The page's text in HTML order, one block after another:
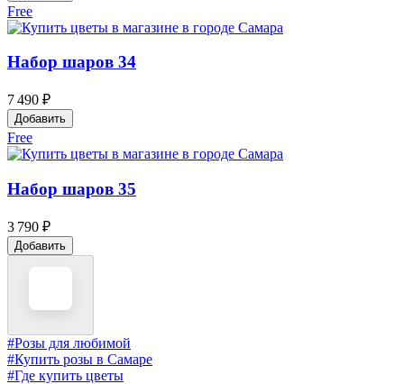
Free
Набор шаров 34
7 490 ₽
Добавить
Free
Набор шаров 35
3 790 ₽
Добавить
#Розы для любимой
#Купить розы в Самаре
#Где купить цветы